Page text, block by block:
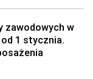
zawodowych w
1 stycznia.